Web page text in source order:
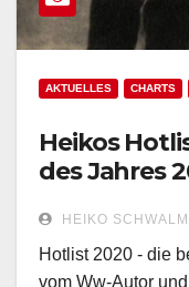
AKTUELLES CHARTS
Heikos
des Jahres
HEIKO SCHWALM
Hotlist 2020 - die
vom Ww-Autor